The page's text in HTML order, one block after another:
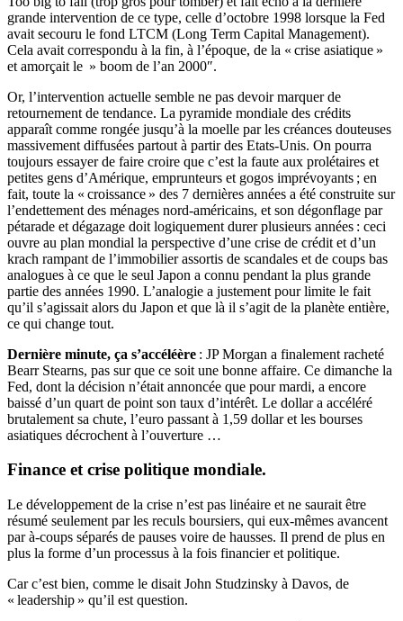
grande intervention de ce type, celle d’octobre 1998 lorsque la Fed
avait secouru le fond LTCM (Long Term Capital Management).
Cela avait correspondu à la fin, à l’époque, de la « crise asiatique »
et amorçait le » boom de l’an 2000″.
Or, l’intervention actuelle semble ne pas devoir marquer de
retournement de tendance. La pyramide mondiale des crédits
apparaît comme rongée jusqu’à la moelle par les créances douteuses
massivement diffusées partout à partir des Etats-Unis. On pourra
toujours essayer de faire croire que c’est la faute aux prolétaires et
petites gens d’Amérique, emprunteurs et gogos imprévoyants ; en
fait, toute la « croissance » des 7 dernières années a été construite sur
l’endettement des ménages nord-américains, et son dégonflage par
pétarade et dégazage doit logiquement durer plusieurs années : ceci
ouvre au plan mondial la perspective d’une crise de crédit et d’un
krach rampant de l’immobilier assortis de scandales et de coups bas
analogues à ce que le seul Japon a connu pendant la plus grande
partie des années 1990. L’analogie a justement pour limite le fait
qu’il s’agissait alors du Japon et que là il s’agit de la planète entière,
ce qui change tout.
Dernière minute, ça s’accéléère : JP Morgan a finalement racheté
Bearr Stearns, pas sur que ce soit une bonne affaire. Ce dimanche la
Fed, dont la décision n’était annoncée que pour mardi, a encore
baissé d’un quart de point son taux d’intérêt. Le dollar a accéléré
brutalement sa chute, l’euro passant à 1,59 dollar et les bourses
asiatiques décrochent à l’ouverture …
Finance et crise politique mondiale.
Le développement de la crise n’est pas linéaire et ne saurait être
résumé seulement par les reculs boursiers, qui eux-mêmes avancent
par à-coups séparés de pauses voire de hausses. Il prend de plus en
plus la forme d’un processus à la fois financier et politique.
Car c’est bien, comme le disait John Studzinsky à Davos, de
« leadership » qu’il est question.